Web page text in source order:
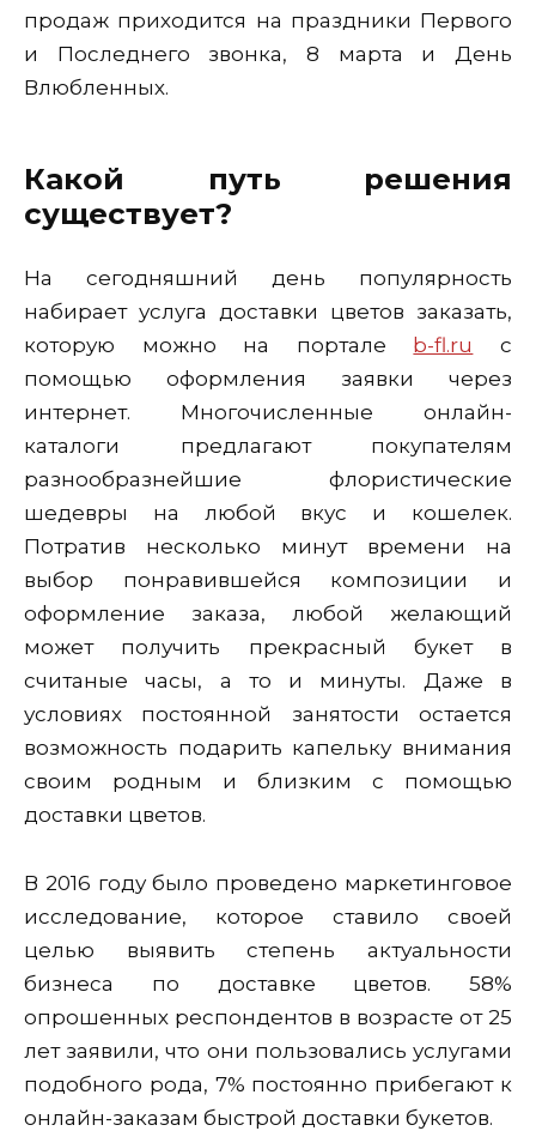
продаж приходится на праздники Первого
и Последнего звонка, 8 марта и День
Влюбленных.
Какой путь решения
существует?
На сегодняшний день популярность
набирает услуга доставки цветов заказать,
которую можно на портале b-fl.ru
с
помощью оформления заявки через
интернет. Многочисленные онлайн-
каталоги предлагают покупателям
разнообразнейшие флористические
шедевры на любой вкус и кошелек.
Потратив несколько минут времени на
выбор понравившейся композиции и
оформление заказа, любой желающий
может получить прекрасный букет в
считаные часы, а то и минуты. Даже в
условиях постоянной занятости остается
возможность подарить капельку внимания
своим родным и близким с помощью
доставки цветов.
В 2016 году было проведено маркетинговое
исследование, которое ставило своей
целью выявить степень актуальности
бизнеса по доставке цветов. 58%
опрошенных респондентов в возрасте от 25
лет заявили, что они пользовались услугами
подобного рода, 7% постоянно прибегают к
онлайн-заказам быстрой доставки букетов.